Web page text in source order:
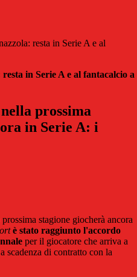
resta in Serie A e al
in Serie A e al fantacalcio a
prossima
in Serie A: i
stagione giocherà ancora
è stato raggiunto l'accordo
per il giocatore che arriva a
scadenza di contratto con la